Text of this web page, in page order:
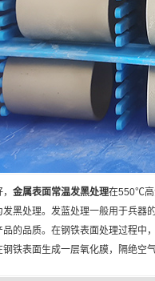
金属表面常温发黑处理在550℃高
黑处理。发蓝处理一般用于兵器的
的品质。在钢铁表面处理过程
铁表面生成一层氧化膜，隔绝空